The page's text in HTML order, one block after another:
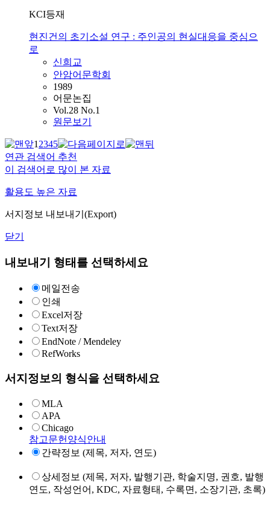
KCI등재
현진건의 초기소설 연구 : 주인공의 현실대응을 중심으
로
신희교
안암어문학회
1989
어문논집
Vol.28 No.1
원문보기
12345
연관 검색어 추천
이 검색어로 많이 본 자료
활용도 높은 자료
서지정보 내보내기(Export)
닫기
내보내기 형태를 선택하세요
메일전송
인쇄
Excel저장
Text저장
EndNote / Mendeley
RefWorks
서지정보의 형식을 선택하세요
MLA
APA
Chicago
참고문헌양식안내
간략정보 (제목, 저자, 연도)
상세정보 (제목, 저자, 발행기관, 학술지명, 권호, 발행
연도, 작성언어, KDC, 자료형태, 수록면, 소장기관, 초록)